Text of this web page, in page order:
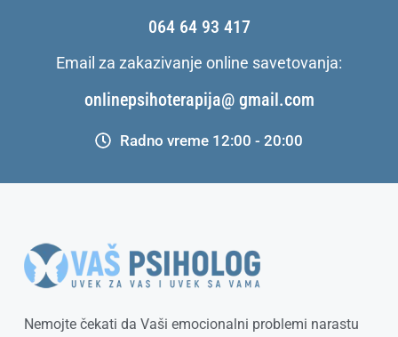
064 64 93 417
Email za zakazivanje online savetovanja:
onlinepsihoterapija@ gmail.com
Radno vreme 12:00 - 20:00
Nemojte čekati da Vaši emocionalni problemi narastu